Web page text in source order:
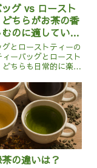
グ vs ロースト
ちらがお茶の香
むのに適してい
とローストティーの
ーバッグとロースト
どちらも日常的に楽し
異なります。ティー
かくカットされた茶
袋に入れたもので
度の低い緑茶や発酵
の違いは？